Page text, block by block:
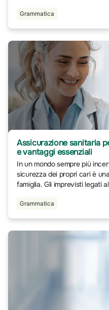
eventi che, pur essendo
Grammatica
Assicurazione sanitaria
e vantaggi essenziali
In un mondo sempre più
sicurezza dei propri cari è
famiglia. Gli imprevisti legati
rappresentare non solo una
Grammatica